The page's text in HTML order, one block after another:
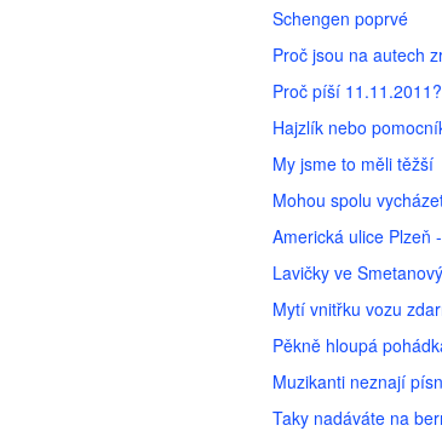
Schengen poprvé
Proč jsou na autech
Proč píší 11.11.2011?
Hajzlík nebo
My jsme to měli těžší
Mohou spolu
Americká ulice Plzeň
Lavičky ve
Mytí vnitřku vozu
Pěkně hloupá
Muzikanti neznají
Taky nadáváte na